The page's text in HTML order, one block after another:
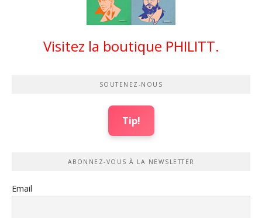
Visitez la boutique PHILITT.
SOUTENEZ-NOUS
Tip!
ABONNEZ-VOUS À LA NEWSLETTER
Email